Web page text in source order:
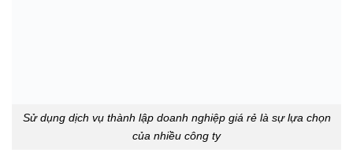
Sử dụng dịch vụ thành lập doanh nghiệp giá rẻ là sự lựa chọn
của nhiều công ty